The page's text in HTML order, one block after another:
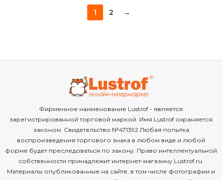
1 2 →
Фирменное наименование Lustrof - является
зарегистрированной торговой маркой. Имя Lustrof охраняется
законом. Свидетельство №471392 Любая попытка
воспроизведения торгового знака в любом виде и любой
форме будет преследоваться по закону. Право интеллектуальной
собственности принадлежит интернет-магазину Lustrof.ru.
Материалы опубликованные на сайте, в том числе фотографии и